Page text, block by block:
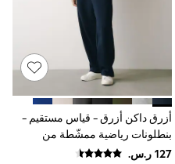
أزرق داكن أزرق - قياس مستقيم -
بنطلونات رياضية ممشّطة من
الداخل